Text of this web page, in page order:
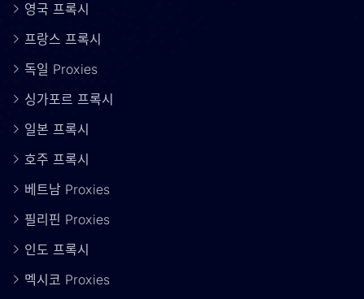
영국 프록시
프랑스 프록시
독일 Proxies
싱가포르 프록시
일본 프록시
호주 프록시
베트남 Proxies
필리핀 Proxies
인도 프록시
멕시코 Proxies